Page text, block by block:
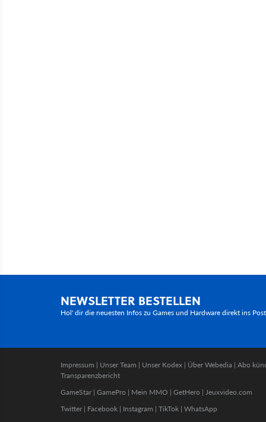
NEWSLETTER BESTELLEN
Hol' dir die neuesten Infos zu Games und Hardware direkt ins
Impressum | Unser Team | Unser Kodex | Über Webedia | Abo
Transparenzbericht
GameStar | GamePro | Mein MMO | GetHero | Jeuxvideo.com
Twitter | Facebook | Instagram | TikTok | WhatsApp